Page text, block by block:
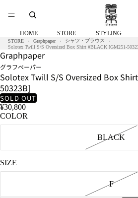
HOME STORE STYLING
STORE Graphpaper
シャツ・ブラウス
Solotex Twill S/S Oversized Box Shirt #BLACK [GM251-
ズ：
F
Graphpaper
グラフペーパー
Solotex Twill S/S Oversized Box
50323B]
SOLD OUT
¥30,800
COLOR
BLACK
SIZE
F